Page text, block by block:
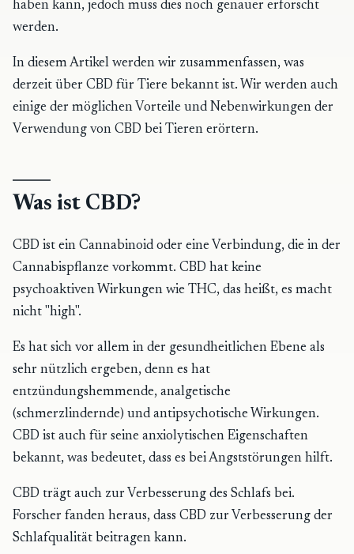
haben kann, jedoch muss dies noch genauer erforscht
werden.
In diesem Artikel werden wir zusammenfassen, was
derzeit über CBD für Tiere bekannt ist. Wir werden auch
einige der möglichen Vorteile und Nebenwirkungen der
Verwendung von CBD bei Tieren erörtern.
Was ist CBD?
CBD ist ein Cannabinoid oder eine Verbindung, die in der
Cannabispflanze vorkommt. CBD hat keine
psychoaktiven Wirkungen wie THC, das heißt, es macht
nicht "high".
Es hat sich vor allem in der gesundheitlichen Ebene als
sehr nützlich ergeben, denn es hat
entzündungshemmende, analgetische
(schmerzlindernde) und antipsychotische Wirkungen.
CBD ist auch für seine anxiolytischen Eigenschaften
bekannt, was bedeutet, dass es bei Angststörungen hilft.
CBD trägt auch zur Verbesserung des Schlafs bei.
Forscher fanden heraus, dass CBD zur Verbesserung der
Schlafqualität beitragen kann.